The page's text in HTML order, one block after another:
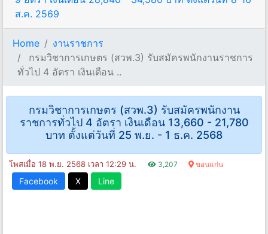
ส.ค. 2569
Home
งานราชการ
กรมวิชาการเกษตร (สวพ.3) รับสมัครพนักงานราชการ
ทั่วไป 4 อัตรา เงินเดือน ..
กรมวิชาการเกษตร (สวพ.3) รับสมัครพนักงาน
ราชการทั่วไป 4 อัตรา เงินเดือน 13,660 - 21,780
บาท ตั้งแต่วันที่ 25 พ.ย. - 1 ธ.ค. 2568
โพสเมื่อ 18 พ.ย. 2568 เวลา 12:29 น. 3,207 ขอนแก่น
Facebook X Line